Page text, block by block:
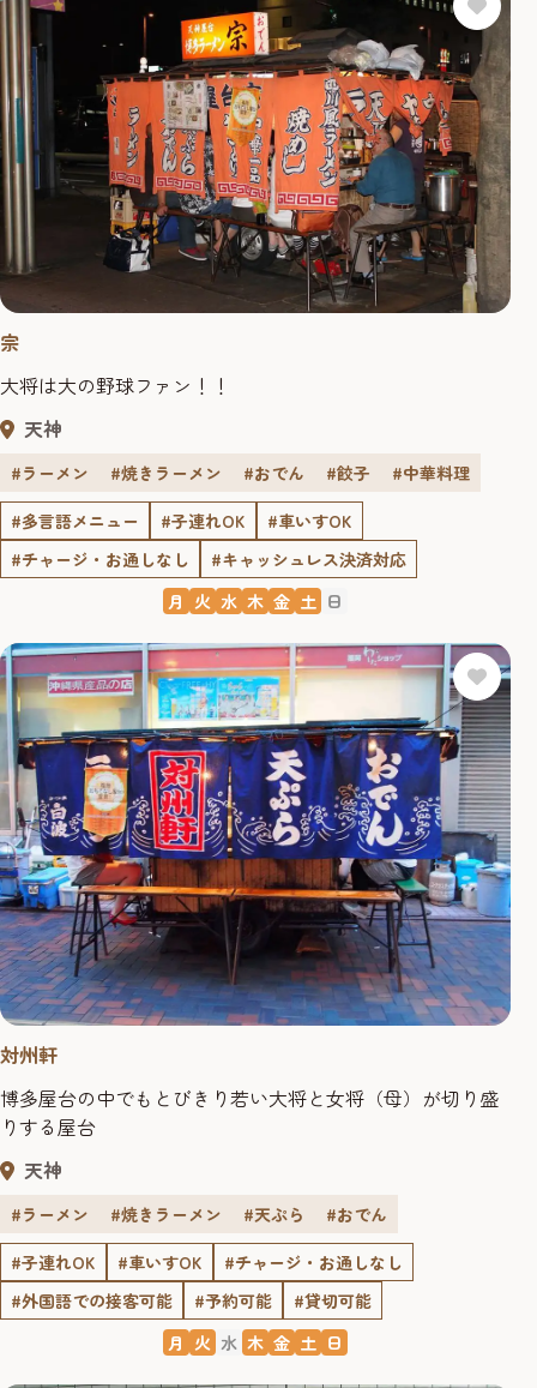
宗
大将は大の野球ファン！！
天神
#ラーメン #焼きラーメン #おでん #餃子
#中華料理
#多言語メニュー
#子連れOK
#車いすOK
#チャージ・お通しなし
#キャッシュレス決済対応
月 火 水 木 金 土 日
対州軒
博多屋台の中でもとびきり若い大将と女将（母）が切り盛
りする屋台
天神
#ラーメン #焼きラーメン #天ぷら
#おでん
#子連れOK
#車いすOK
#チャージ・お通しなし
#外国語での接客可能
#予約可能
#貸切可能
月 火 水 木 金 土 日